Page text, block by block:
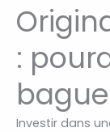
:
Investir dans